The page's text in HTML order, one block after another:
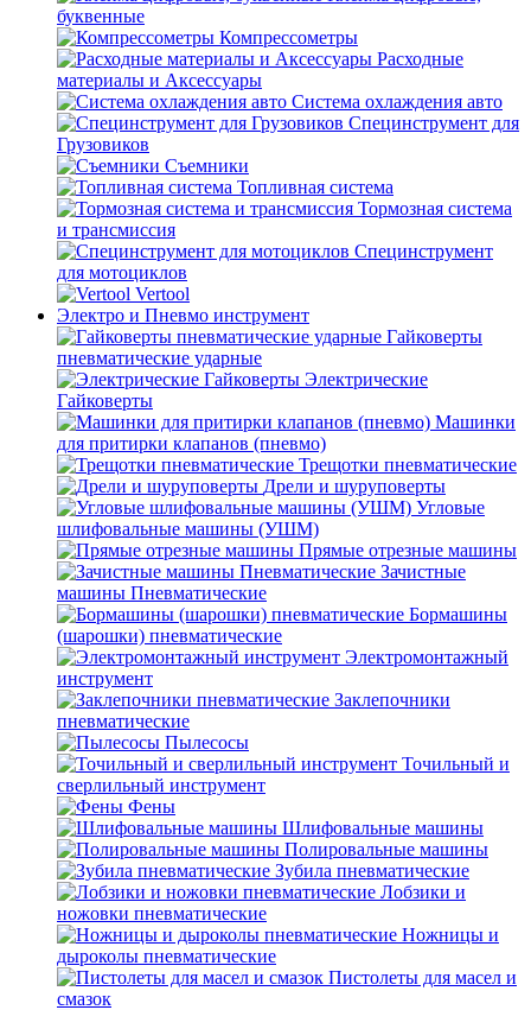
буквенные
Компрессометры
Расходные
материалы и Аксессуары
Система охлаждения авто
Специнструмент для
Грузовиков
Съемники
Топливная система
Тормозная система
и трансмиссия
Специнструмент
для мотоциклов
Vertool
Электро и Пневмо инструмент
Гайковерты
пневматические ударные
Электрические
Гайковерты
Машинки
для притирки клапанов (пневмо)
Трещотки пневматические
Дрели и шуруповерты
Угловые
шлифовальные машины (УШМ)
Прямые отрезные машины
Зачистные
машины Пневматические
Бормашины
(шарошки) пневматические
Электромонтажный
инструмент
Заклепочники
пневматические
Пылесосы
Точильный и
сверлильный инструмент
Фены
Шлифовальные машины
Полировальные машины
Зубила пневматические
Лобзики и
ножовки пневматические
Ножницы и
дыроколы пневматические
Пистолеты для масел и
смазок